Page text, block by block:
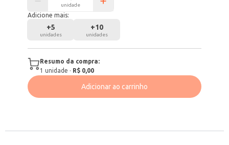
unidade
Adicione mais:
+5
unidades
+10
unidades
Resumo da compra:
1 unidade · R$ 0,00
Adicionar ao carrinho